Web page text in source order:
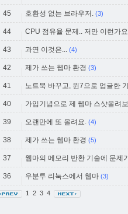
45 호환성 없는 브라우저. (3)
44 CPU 점유율 문제.. 저만 이런가
43 과연 이것은... (4)
42 제가 쓰는 웹마 환경 (3)
41 노트북 바꾸고, 윈7으로 업글한
40 가입기념으로 제 웹마 스샷올려
39 오랜만에 또 올려요. (4)
38 제가 쓰는 웹마 환경 (5)
37 웹마의 메모리 반환 기술에 문제
36 우분투 리눅스에서 웹마 (3)
1 2 3 4